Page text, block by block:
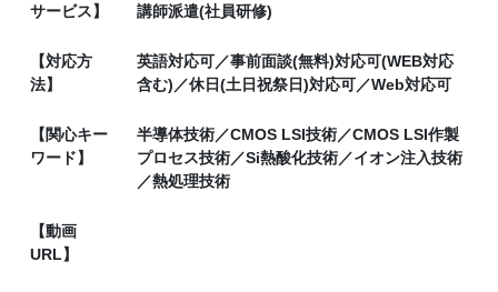
サービス】
講師派遣(社員研修)
【対応方
法】
英語対応可／事前面談(無料)対応可(WEB対応
含む)／休日(土日祝祭日)対応可／Web対応可
【関心キー
ワード】
半導体技術／CMOS LSI技術／CMOS LSI作製
プロセス技術／Si熱酸化技術／イオン注入技術
／熱処理技術
【動画
URL】